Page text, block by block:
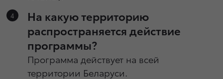
На какую территорию
распространяется действие
программы?
Программа действует на всей
территории Беларуси.